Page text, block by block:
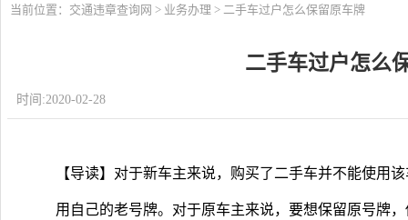
当前位置： 交通违章查询网 > 业务办理 > 二手车过户怎么保留原车牌
二手车过户怎么
时间:2020-02-28
【导读】对于新车主来说，购买了二手车并不能使用
用自己的老号牌。对于原车主来说，要想保留原号牌